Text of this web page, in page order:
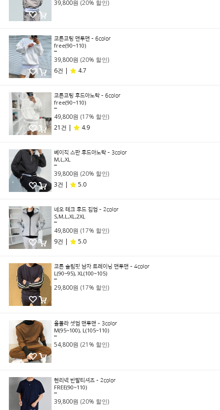
39,800원 (20% 할인)
코튼코팅 맨투맨 - 6color
free(90~110)
39,800원 (20% 할인)
6건 |
4.7
코튼코팅 후드아노락 - 6color
free(90~110)
49,800원 (17% 할인)
21건 |
4.9
베이직 스판 후드아노락 - 3color
M,L,XL
39,800원 (20% 할인)
3건 |
5.0
네오 테크 후드 집업 - 2color
S,M,L,XL,2XL
49,800원 (17% 할인)
9건 |
5.0
코튼 슬림핏 남자 트레이닝 맨투맨 - 4color
L(90~95), XL(100~105)
29,800원 (17% 할인)
울폴라 셋업 맨투맨 - 3color
M(95~100), L(105~110)
54,800원 (21% 할인)
헨리넥 반팔티셔츠 - 2color
FREE(90~110)
39,800원 (20% 할인)